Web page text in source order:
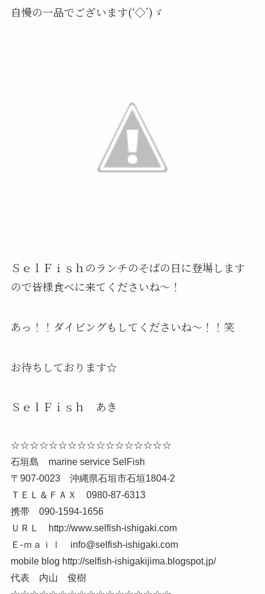
自慢の一品でございます(‘◇’)ゞ
ＳｅｌＦｉｓｈのランチのそばの日に登場します
ので皆様食べに来てくださいね～！
あっ！！ダイビングもしてくださいね～！！笑
お待ちしております☆
ＳｅｌＦｉｓｈ あき
☆☆☆☆☆☆☆☆☆☆☆☆☆☆☆☆☆
石垣島 marine service SelFish
〒907-0023 沖縄県石垣市石垣1804-2
ＴＥＬ＆ＦＡＸ 0980-87-6313
携帯 090-1594-1656
ＵＲＬ http://www.selfish-ishigaki.com
Ｅ-ｍａｉｌ info@selfish-ishigaki.com
mobile blog http://selfish-ishigakijima.blogspot.jp/
代表 内山 俊樹